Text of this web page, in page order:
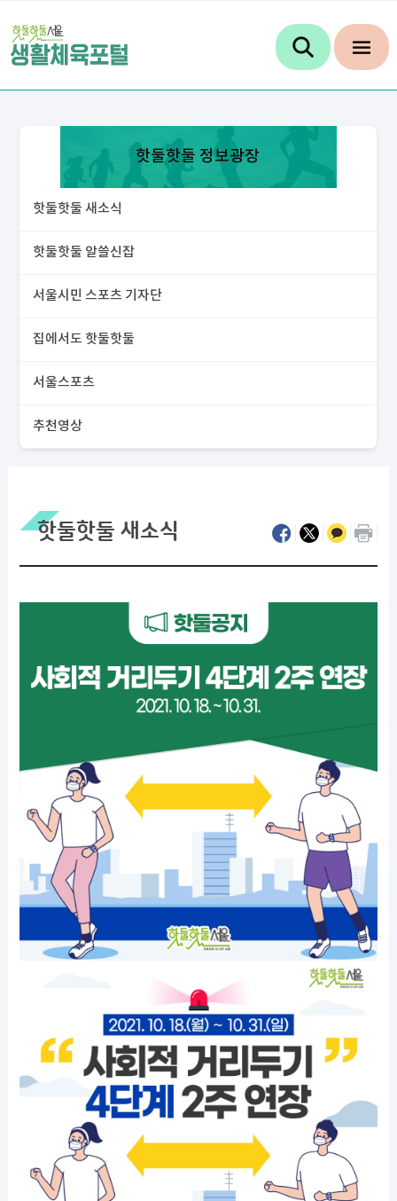
핫둘핫둘 정보광장
핫둘핫둘 새소식
핫둘핫둘 알쓸신잡
서울시민 스포츠 기자단
집에서도 핫둘핫둘
서울스포츠
추천영상
핫둘핫둘 새소식